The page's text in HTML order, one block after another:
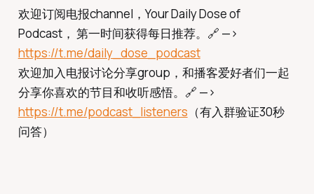
欢迎订阅电报channel，Your Daily Dose of
Podcast， 第一时间获得每日推荐。🔗 —>
https://t.me/daily_dose_podcast
欢迎加入电报讨论分享group，和播客爱好者们一起
分享你喜欢的节目和收听感悟。🔗 —>
https://t.me/podcast_listeners （有入群验证30秒
问答）